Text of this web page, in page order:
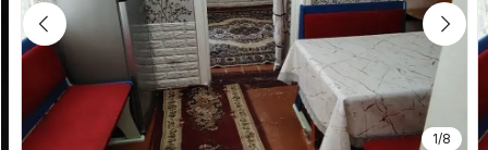
1/8